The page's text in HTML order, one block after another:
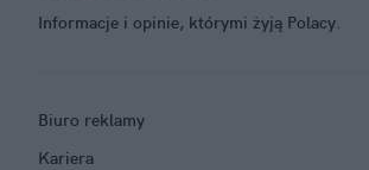
Informacje i opinie, którymi żyją Polacy.
Biuro reklamy
Kariera